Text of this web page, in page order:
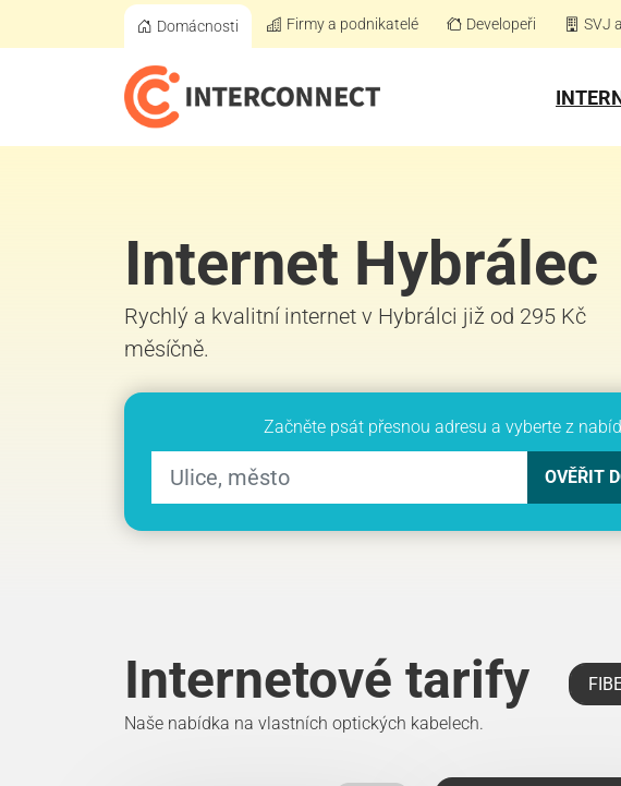
Domácnosti Firmy a podnikatelé Developeři SVJ
Internet Hybrálec
Rychlý a kvalitní internet v Hybrálci již od 295 Kč
měsíčně.
Začněte psát přesnou adresu a vyberte z
OVĚŘIT
Internetové tarify
Naše nabídka na vlastních optických kabelech.